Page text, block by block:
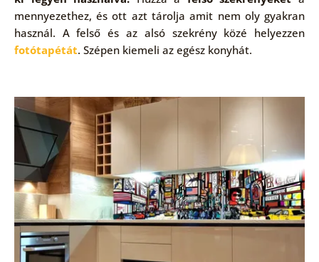
mennyezethez, és ott azt tárolja amit nem oly gyakran
használ. A felső és az alsó szekrény közé helyezzen
fotótapétát. Szépen kiemeli az egész konyhát.